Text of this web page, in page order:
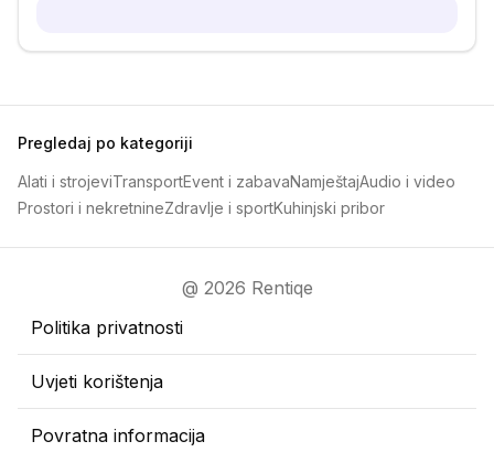
Pregledaj po kategoriji
Alati i strojeviTransportEvent i zabavaNamještajAudio i video
Prostori i nekretnineZdravlje i sportKuhinjski pribor
@ 2026 Rentiqe
Politika privatnosti
Uvjeti korištenja
Povratna informacija